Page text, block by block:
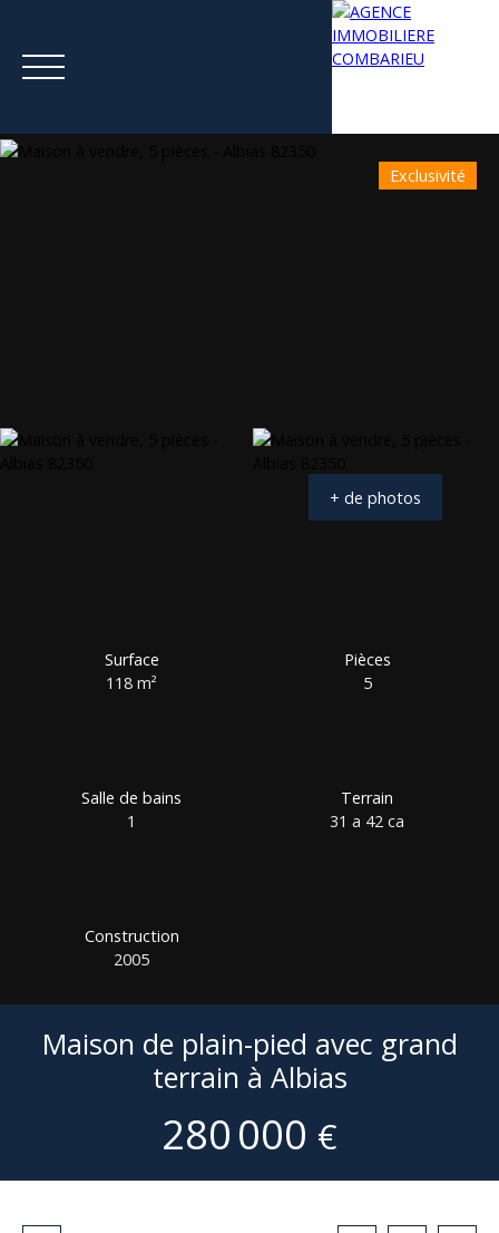
Exclusivité
+ de photos
Surface
118m²
Pièces
5
Salle de bains
1
Terrain
31 a 42 ca
Construction
2005
Maison de plain-pied avec grand
terrain à Albias
280 000 €